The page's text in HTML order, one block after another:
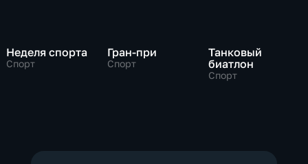
Неделя спорта
Спорт
Гран-при
Спорт
Танковый
биатлон
Спорт